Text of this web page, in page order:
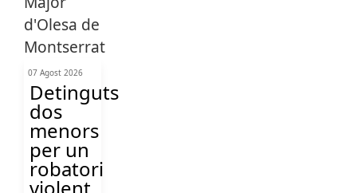
07 Agost 2026
Detinguts
dos
menors
per un
robatori